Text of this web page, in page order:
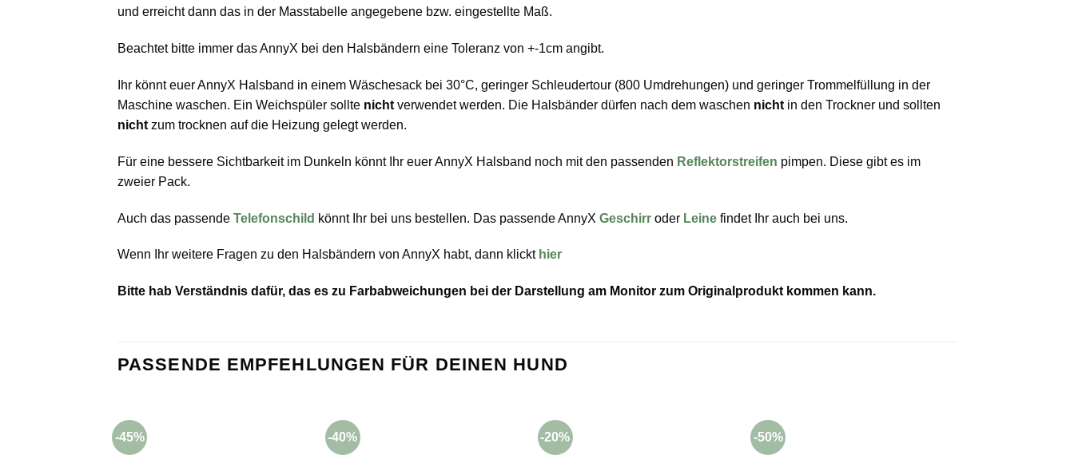
und erreicht dann das in der Masstabelle angegebene bzw. eingestellte Maß.
Beachtet bitte immer das AnnyX bei den Halsbändern eine Toleranz von +-1cm angibt.
Ihr könnt euer AnnyX Halsband in einem Wäschesack bei 30°C, geringer Schleudertour (800 Umdrehungen) und geringer Trommelfüllung in der
Maschine waschen. Ein Weichspüler sollte nicht verwendet werden. Die Halsbänder dürfen nach dem waschen nicht in den Trockner und sollten
nicht zum trocknen auf die Heizung gelegt werden.
Für eine bessere Sichtbarkeit im Dunkeln könnt Ihr euer AnnyX Halsband noch mit den passenden Reflektorstreifen pimpen. Diese gibt es im
zweier Pack.
Auch das passende Telefonschild könnt Ihr bei uns bestellen. Das passende AnnyX Geschirr oder Leine findet Ihr auch bei uns.
Wenn Ihr weitere Fragen zu den Halsbändern von AnnyX habt, dann klickt hier
Bitte hab Verständnis dafür, das es zu Farbabweichungen bei der Darstellung am Monitor zum Originalprodukt kommen kann.
PASSENDE EMPFEHLUNGEN FÜR DEINEN HUND
-45% -40% -20% -50%